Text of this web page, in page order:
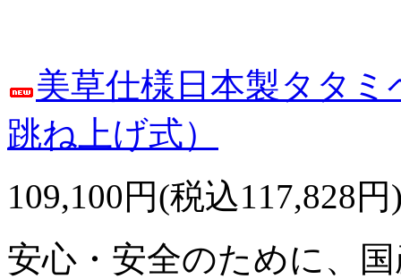
美草仕様日本製タタミ
跳ね上げ式）
109,100円(税込117,828円
安心・安全のために、